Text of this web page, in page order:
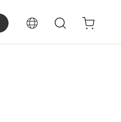
検索